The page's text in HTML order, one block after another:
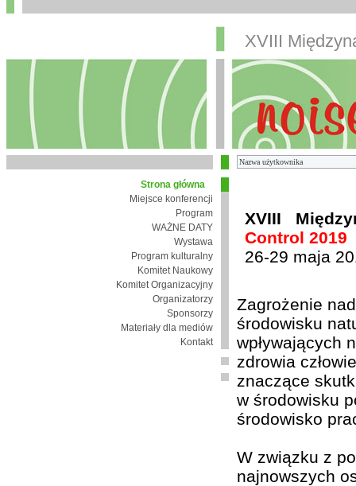
XVIII
Strona główna
Miejsce konferencji
Program
WAŻNE DATY
Wystawa
Program kulturalny
Komitet Naukowy
Komitet Organizacyjny
Organizatorzy
Sponsorzy
Materiały dla mediów
Kontakt
XVIII
Control 2019
26-29 maja
Zagrożenie
środowisku
wpływających
zdrowia
znaczące
w środowisku
środowisko
W związku z
najnowszych